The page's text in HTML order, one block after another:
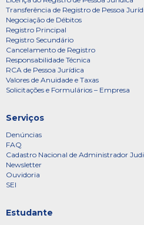
Transferência de Registro de Pessoa
Negociação de Débitos
Registro Principal
Registro Secundário
Cancelamento de Registro
Responsabilidade Técnica
RCA de Pessoa Jurídica
Valores de Anuidade e Taxas
Solicitações e Formulários – Empresa
Serviços
Denúncias
FAQ
Cadastro Nacional de Administrador
Newsletter
Ouvidoria
SEI
Estudante